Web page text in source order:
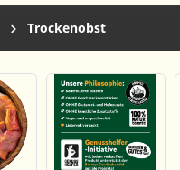
Trockenobst